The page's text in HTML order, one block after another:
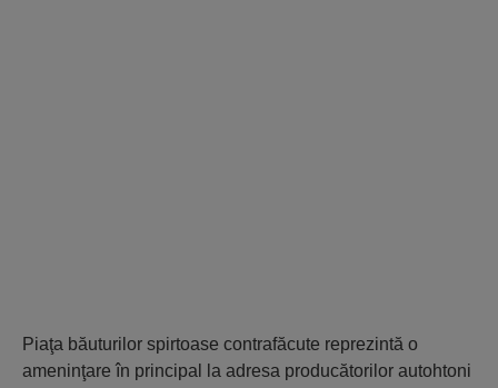
Piaţa băuturilor spirtoase contrafăcute reprezintă o
ameninţare în principal la adresa producătorilor autohtoni